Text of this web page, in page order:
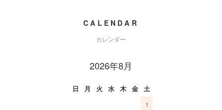
CALENDAR
カレンダー
2026年8月
日 月 火 水 木 金
土
1